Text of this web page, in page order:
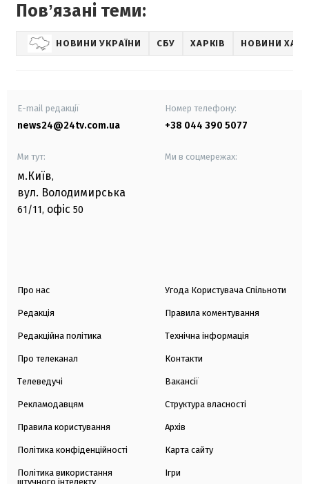
Повʼязані теми:
НОВИНИ УКРАЇНИ СБУ ХАРКІВ НОВИНИ
E-mail редакції
news24@24tv.com.ua
Номер телефону:
+38 044 390 5077
Ми тут:
м.Київ,
вул. Володимирська
61/11, офіс 50
Ми в соцмережах:
Про нас
Редакція
Редакційна політика
Про телеканал
Телеведучі
Рекламодавцям
Правила користування
Політика конфіденційності
Політика використання
штучного інтелекту
Угода Користувача Спільноти
Правила коментування
Технічна інформація
Контакти
Вакансії
Структура власності
Архів
Карта сайту
Ігри